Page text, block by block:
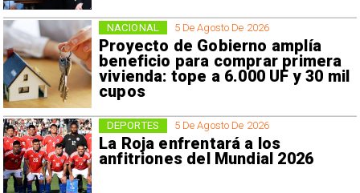
5 De Agosto De 2026
Proyecto de Gobierno amplía
beneficio para comprar primera
vivienda: tope a 6.000 UF y 30 mil
cupos
NACIONAL
5 De Agosto De 2026
La Roja enfrentará a los
anfitriones del Mundial 2026
DEPORTES